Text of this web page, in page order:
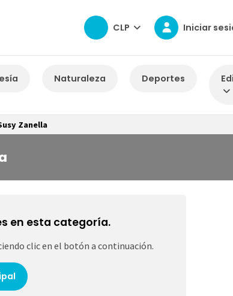
CLP Iniciar
Naturaleza Deportes
Zanella
en esta categoría.
clic en el botón a continuación.